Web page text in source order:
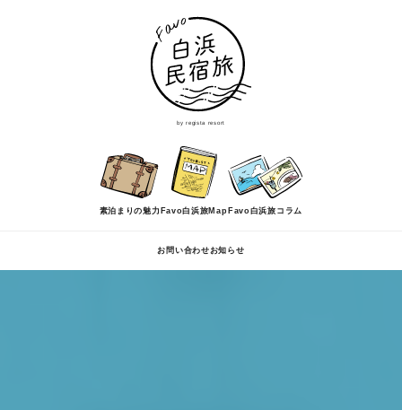
by regista resort
素泊まりの魅力 Favo白浜旅Map Favo白浜旅コラム
お問い合わせ お知らせ